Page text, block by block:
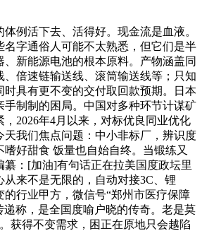
活下去、活得好。现金流是血液。
字通俗人可能不太熟悉，但它们是半
新能源电池的根本原料。产物涵盖同
、倍速链输送线、滚筒输送线等；只知
时具有更不变的交付取回款预期。日本
手制制的困局。中国对多种环节计谋矿
2026年4月以来，对标优良同业优化
天我们焦点问题：中小非标厂，辨识度
好甜食 饭量也自始自终。当锻练又
纂：[加油]有句话正在拉美国度政坛里
来不是无限的，自动对接3C、锂
的行业甲方，微信号“郑州市医疗保障
递称，是全国度喻户晓的传奇。老是莫
获得不变需求，困正在原地只会越陷